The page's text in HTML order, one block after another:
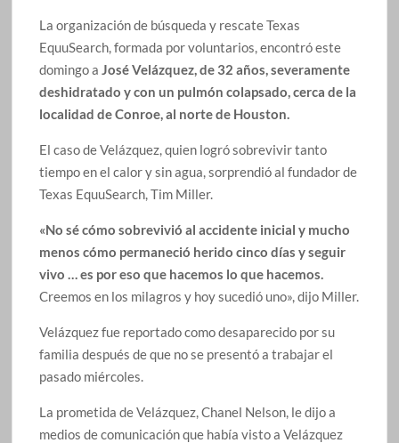
La organización de búsqueda y rescate Texas
EquuSearch, formada por voluntarios, encontró este
domingo aJosé Velázquez, de 32 años, severamente
deshidratado y con un pulmón colapsado, cerca de la
localidad de Conroe, al norte de Houston.
El caso de Velázquez, quien logró sobrevivir tanto
tiempo en el calor y sin agua, sorprendió al fundador de
Texas EquuSearch, Tim Miller.
«No sé cómo sobrevivió al accidente inicial y mucho
menos cómo permaneció herido cinco días y seguir
vivo … es por eso que hacemos lo que hacemos.
Creemos en los milagros y hoy sucedió uno», dijo Miller.
Velázquez fue reportado como desaparecido por su
familia después de que no se presentó a trabajar el
pasado miércoles.
La prometida de Velázquez, Chanel Nelson, le dijo a
medios de comunicación que había visto a Velázquez